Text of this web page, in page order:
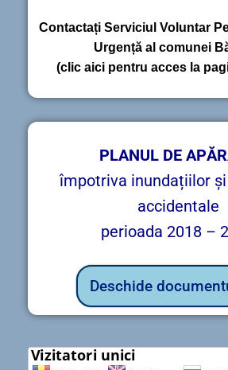
Contactați Serviciul Voluntar
Urgență al comunei
(clic aici pentru acces la
PLANUL DE
împotriva inundațiilor
accidentale
perioada 2018 –
Deschide